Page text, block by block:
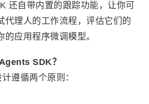
还自带内置的跟踪功能，让你可
代理人的工作流程，评估它们的
的应用程序微调模型。
SDK？
遵循两个原则：